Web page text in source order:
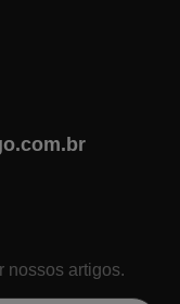
nossos artigos.